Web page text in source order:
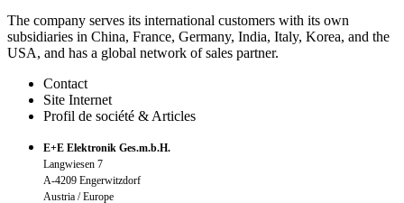
The company serves its international customers with its own
subsidiaries in China, France, Germany, India, Italy, Korea, and the
USA, and has a global network of sales partner.
Contact
Site Internet
Profil de société & Articles
E+E Elektronik Ges.m.b.H.
Langwiesen 7
A-4209 Engerwitzdorf
Austria / Europe